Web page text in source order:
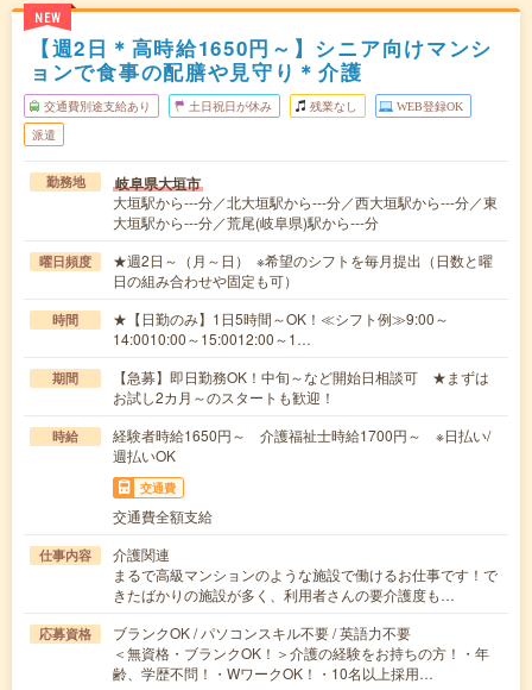
NEW
【週2日＊高時給1650円～】シニア向けマンシ
ョンで食事の配膳や見守り＊介護
交通費別途支給あり 土日祝日が休み 残業なし WEB登録OK
派遣
勤務地 岐阜県大垣市
大垣駅から---分／北大垣駅から---分／西大垣駅から---分／東
大垣駅から---分／荒尾(岐阜県)駅から---分
曜日頻度
★週2日～（月～日） ※希望のシフトを毎月提出（日数と曜
日の組み合わせや固定も可）
時間
★【日勤のみ】1日5時間～OK！≪シフト例≫9:00～
14:0010:00～15:0012:00～1…
期間
【急募】即日勤務OK！中旬～など開始日相談可 ★まずは
お試し2カ月～のスタートも歓迎！
時給
経験者時給1650円～ 介護福祉士時給1700円～ ※日払い/
週払いOK
交通費
交通費全額支給
仕事内容
介護関連
まるで高級マンションのような施設で働けるお仕事です！で
きたばかりの施設が多く、利用者さんの要介護度も…
応募資格
ブランクOK / パソコンスキル不要 / 英語力不要
＜無資格・ブランクOK！＞介護の経験をお持ちの方！・年
齢、学歴不問！・WワークOK！・10名以上採用…